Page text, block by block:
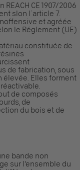
CE 1907/2006
slon l´article 7.
et agréée
le Réglement (UE)
constituée de
de fabrication, sous
élevée. Elles forment
de composés
de
du bois et de
bande non
sur l'ensemble du